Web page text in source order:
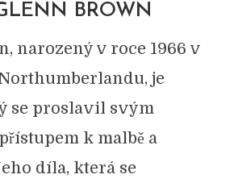
BROWN
narozený v roce 1966 v
je
se proslavil svým
k malbě a
díla, která se